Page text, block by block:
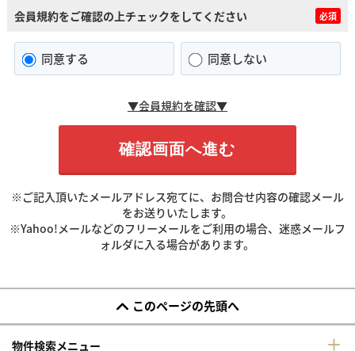
会員規約をご確認の上チェックをしてください 必須
同意する 同意しない
▼会員規約を確認▼
※ご記入頂いたメールアドレス宛てに、お問合せ内容の確認メール
をお送りいたします。
※Yahoo!メールなどのフリーメールをご利用の場合、迷惑メールフ
ォルダに入る場合があります。
このページの先頭へ
物件検索メニュー